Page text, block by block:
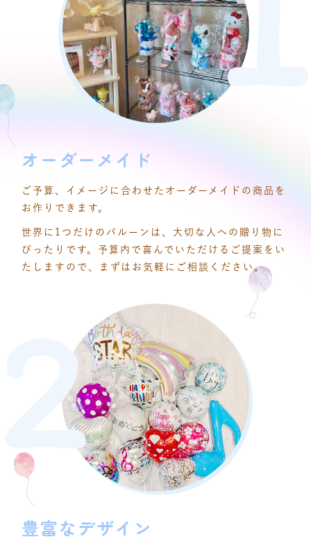
オーダーメイド
ご予算、イメージに合わせたオーダーメイドの商品を
お作りできます。
世界に1つだけのバルーンは、大切な人への贈り物に
ぴったりです。予算内で喜んでいただけるご提案をい
たしますので、まずはお気軽にご相談ください。
豊富なデザイン